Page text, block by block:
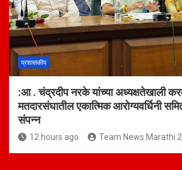
प्रशासकीय
:आ . चंद्रदीप नरके यांच्या अध्यक्षतेखाली
मतदारसंघातील एकात्मिक आरोग्यवर्धिनी
संपन्न
12 hours ago Team News Marathi